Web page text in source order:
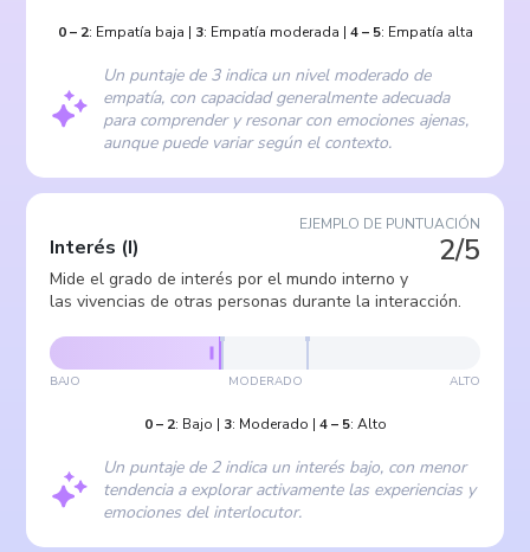
0– 2: Empatía baja | 3: Empatía moderada | 4– 5: Empatía alta
Un puntaje de 3 indica un nivel moderado de
empatía, con capacidad generalmente adecuada
para comprender y resonar con emociones ajenas,
aunque puede variar según el contexto.
EJEMPLO DE PUNTUACIÓN
2/5
Interés (I)
Mide el grado de interés por el mundo interno y
las vivencias de otras personas durante la interacción.
BAJO MODERADO ALTO
0– 2: Bajo | 3: Moderado | 4– 5: Alto
Un puntaje de 2 indica un interés bajo, con menor
tendencia a explorar activamente las experiencias y
emociones del interlocutor.